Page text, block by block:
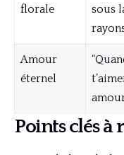
florale
sous
Amour
éternel
Points clés à